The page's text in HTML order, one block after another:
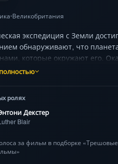
•Великобритания
экспедиция с Земли
обнаруживают, что
которые окружают его.
цивилизации Атлантиды,
ролях
Декстер
Blair
за фильм в подборке «Трешовые